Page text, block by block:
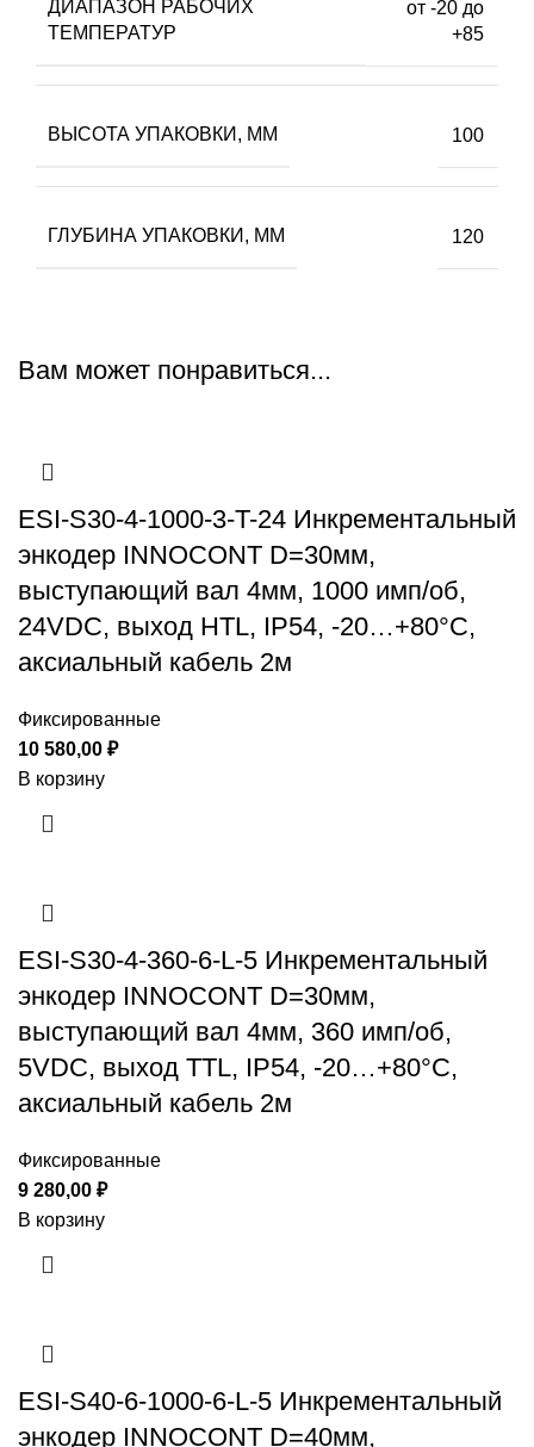
ДИАПАЗОН РАБОЧИХ
ТЕМПЕРАТУР
от -20 до
+85
ВЫСОТА УПАКОВКИ, ММ 100
ГЛУБИНА УПАКОВКИ, ММ 120
Вам может понравиться...
ESI-S30-4-1000-3-T-24 Инкрементальный
энкодер INNOCONT D=30мм,
выступающий вал 4мм, 1000 имп/об,
24VDC, выход HTL, IP54, -20…+80°C,
аксиальный кабель 2м
Фиксированные
10 580,00 ₽
В корзину
ESI-S30-4-360-6-L-5 Инкрементальный
энкодер INNOCONT D=30мм,
выступающий вал 4мм, 360 имп/об,
5VDC, выход TTL, IP54, -20…+80°C,
аксиальный кабель 2м
Фиксированные
9 280,00 ₽
В корзину
ESI-S40-6-1000-6-L-5 Инкрементальный
энкодер INNOCONT D=40мм,